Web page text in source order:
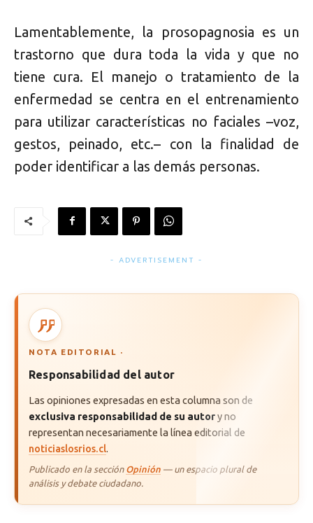
Lamentablemente, la prosopagnosia es un
trastorno que dura toda la vida y que no
tiene cura. El manejo o tratamiento de la
enfermedad se centra en el entrenamiento
para utilizar características no faciales –voz,
gestos, peinado, etc.– con la finalidad de
poder identificar a las demás personas.
- ADVERTISEMENT -
NOTA EDITORIAL ·
Responsabilidad del autor
Las opiniones expresadas en esta columna son de
exclusiva responsabilidad de su autory no
representan necesariamente la línea editorial de
noticiaslosrios.cl.
Publicado en la sección Opinión — un espacio plural de
análisis y debate ciudadano.